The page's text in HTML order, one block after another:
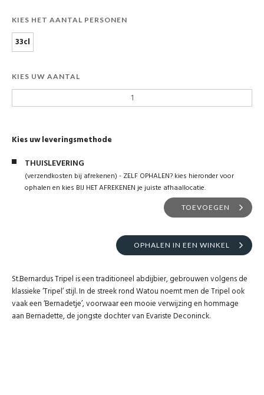
KIES HET AANTAL PERSONEN
33cl
KIES UW AANTAL
Kies uw leveringsmethode
THUISLEVERING
(verzendkosten bij afrekenen) - ZELF OPHALEN? kies hieronder voor
ophalen en kies BIJ HET AFREKENEN je juiste afhaallocatie.
TOEVOEGEN
OPHALEN IN EEN WINKEL
St.Bernardus Tripel is een traditioneel abdijbier, gebrouwen volgens de
klassieke ‘Tripel’ stijl. In de streek rond Watou noemt men de Tripel ook
vaak een ‘Bernadetje’, voorwaar een mooie verwijzing en hommage
aan Bernadette, de jongste dochter van Evariste Deconinck.